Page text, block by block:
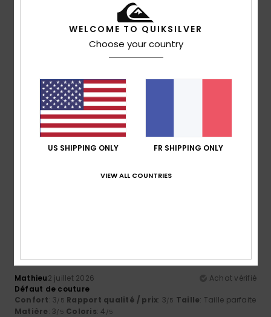
4 avis vérifiés
25% de nos clients recommandent ce produit
Rapport qualité / prix
Taille
Trop petit Trop grand
Mathieu2 juillet 2026
Achat vérifié
Défaut de couture
Confort: 3/5 Rapport qualité / prix: 3/5 Taille: Taille parfaite
Matière: 3/5 Coloris: 4 /5
WELCOME TO QUIKSILVER
Choose your country
US SHIPPING ONLY FR SHIPPING ONLY
VIEW ALL COUNTRIES